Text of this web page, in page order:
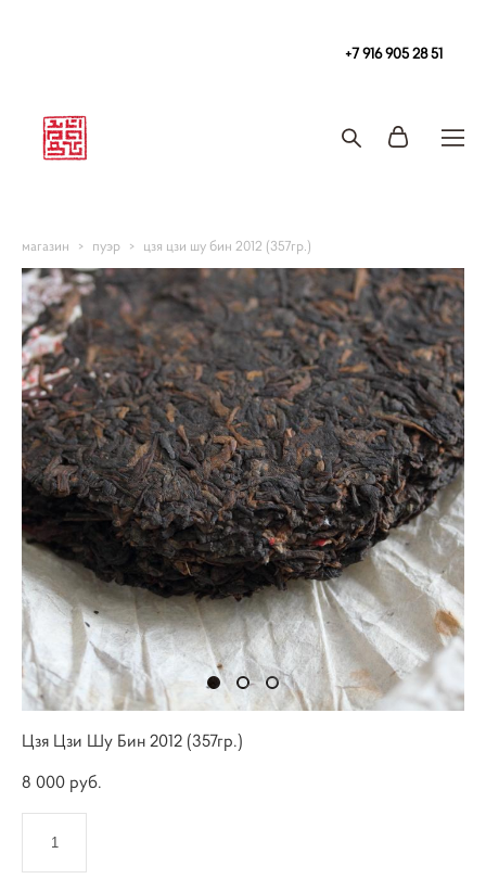
+7 916 905 28 51
магазин > пуэр > цзя цзи шу бин 2012 (357гр.)
Цзя Цзи Шу Бин 2012 (357гр.)
8 000 pуб.